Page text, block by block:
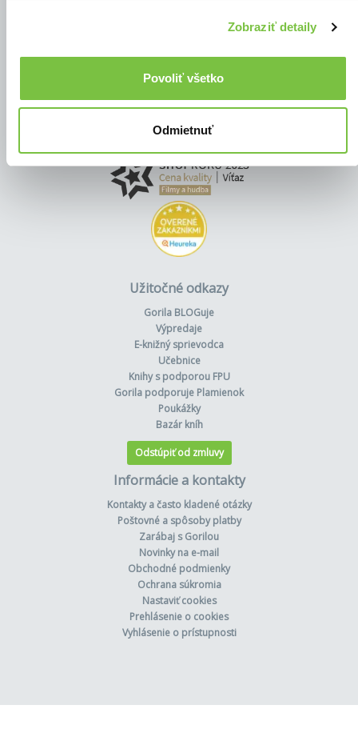
Zobraziť detaily
Povoliť všetko
Odmietnuť
Užitočné odkazy
Gorila BLOGuje
Výpredaje
E-knižný sprievodca
Učebnice
Knihy s podporou FPU
Gorila podporuje Plamienok
Poukážky
Bazár kníh
Odstúpiť od zmluvy
Informácie a kontakty
Kontakty a často kladené otázky
Poštovné a spôsoby platby
Zarábaj s Gorilou
Novinky na e-mail
Obchodné podmienky
Ochrana súkromia
Nastaviť cookies
Prehlásenie o cookies
Vyhlásenie o prístupnosti